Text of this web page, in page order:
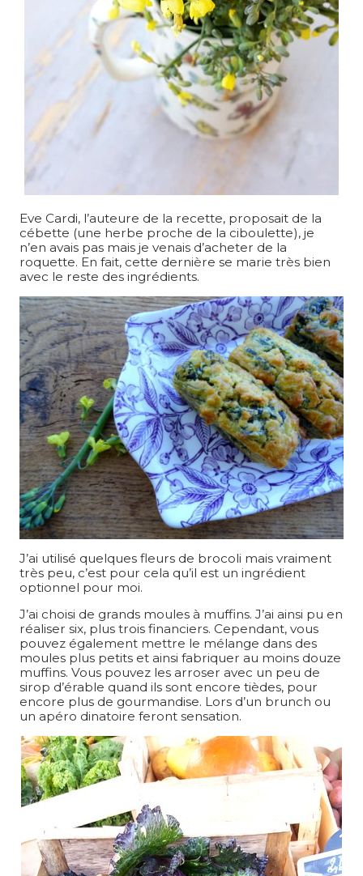
Eve Cardi, l’auteure de la recette, proposait de la
cébette (une herbe proche de la ciboulette), je
n’en avais pas mais je venais d’acheter de la
roquette. En fait, cette dernière se marie très bien
avec le reste des ingrédients.
J’ai utilisé quelques fleurs de brocoli mais vraiment
très peu, c’est pour cela qu’il est un ingrédient
optionnel pour moi.
J’ai choisi de grands moules à muffins. J’ai ainsi pu en
réaliser six, plus trois financiers. Cependant, vous
pouvez également mettre le mélange dans des
moules plus petits et ainsi fabriquer au moins douze
muffins. Vous pouvez les arroser avec un peu de
sirop d’érable quand ils sont encore tièdes, pour
encore plus de gourmandise. Lors d’un brunch ou
un apéro dinatoire feront sensation.